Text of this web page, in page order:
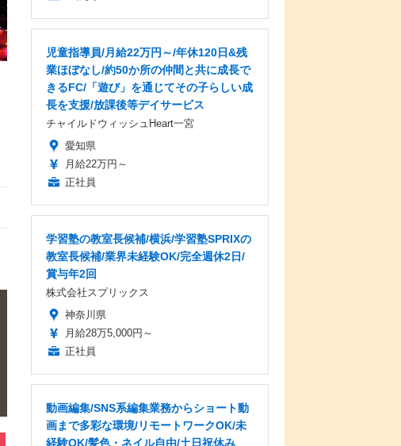
児童指導員/月給22万円～/年休120日&残
業ほぼなし/約50か所の仲間と共に成長で
きるFC/「遊び」を通じてその子らしい成
長を支援/放課後等デイサービス
チャイルドウィッシュHeart一宮
愛知県
月給22万円～
正社員
学習塾の教室長候補/横浜/学習塾SPRIXの
教室長候補/業界未経験OK/完全週休2日/
賞与年2回
株式会社スプリックス
神奈川県
月給28万5,000円～
正社員
動画編集/SNS系編集業務からショート動
画まで多彩な環境/リモートワークOK/未
経験OK/髪色・ネイル自由/土日祝休み